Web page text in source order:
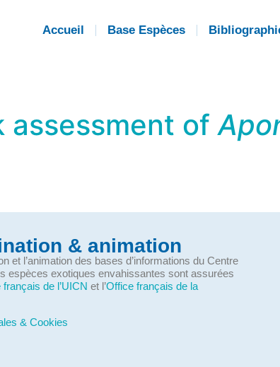
Accueil Base Espèces
assessment of
& animation
et l’animation des bases d’informations du Centre
espèces exotiques envahissantes sont assurées
de l’UICN et l’Office français de la
& Cookies